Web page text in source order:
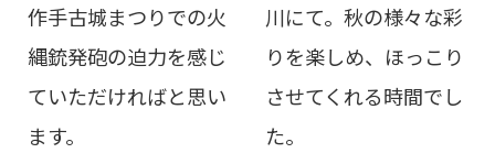
作手古城まつりでの火
縄銃発砲の迫力を感じ
ていただければと思い
ます。
川にて。秋の様々な彩
りを楽しめ、ほっこり
させてくれる時間でし
た。